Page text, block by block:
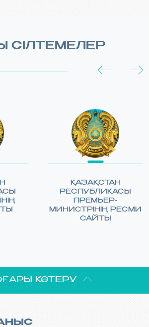
СІЛТЕМЕЛЕР
ҚАЗАҚСТАН
РЕСПУБЛИКАСЫ
ПРЕМЬЕР-
МИНИСТРІНІҢ РЕСМИ
САЙТЫ
КӨТЕРУ